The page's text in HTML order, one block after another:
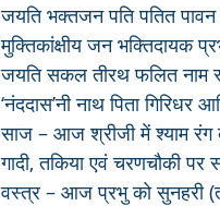
जयति भक्तजन पति पतित
मुक्तिकांक्षीय जन भक्तिदायक
जयति सकल तीरथ फलित नाम
‘नंददास’नी नाथ पिता गिरिधर
साज – आज श्रीजी में श्याम रंग
गादी, तकिया एवं चरणचौकी
वस्त्र – आज प्रभु को सुनहरी